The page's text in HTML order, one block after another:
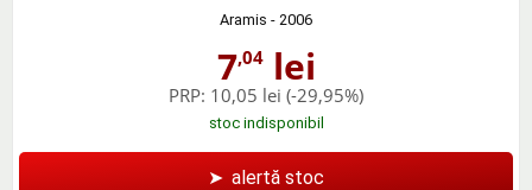
Aramis - 2006
7,04lei
PRP: 10,05 lei (-29,95%)
stoc indisponibil
➤ alertă stoc